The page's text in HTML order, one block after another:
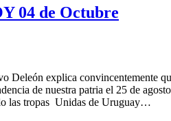
04 de Octubre
explica convincentemente
de nuestra patria el 25 de
las tropas Unidas de Uruguay…